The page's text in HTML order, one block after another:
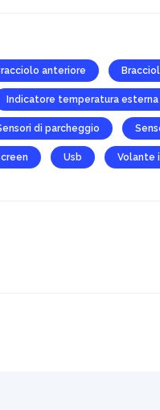
anteriore
Indicatore temperatura esterna
di parcheggio
Usb Volante